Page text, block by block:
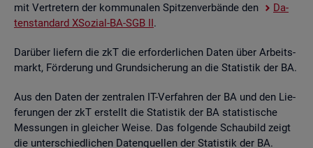
mit Ver­tre­tern der kom­mu­na­len Spit­zen­ver­bän­de den
Da­
ten­stan­dard XSo­zi­al-BA-SGB II.
Dar­über lie­fern die zkT die er­for­der­li­chen Daten über Ar­beits­
markt, För­de­rung und Grund­si­che­rung an die Sta­tis­tik der BA.
Aus den Daten der zen­tra­len IT-Ver­fah­ren der BA und den Lie­
fe­run­gen der zkT er­stellt die Sta­tis­tik der BA sta­tis­ti­sche
Mes­sun­gen in glei­cher Weise. Das fol­gen­de Schau­bild zeigt
die un­ter­schied­li­chen Da­ten­quel­len der Sta­tis­tik der BA.